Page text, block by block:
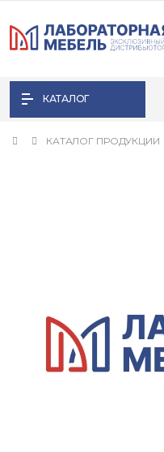
КАТАЛОГ
КАТАЛОГ ПРОДУКЦИИ